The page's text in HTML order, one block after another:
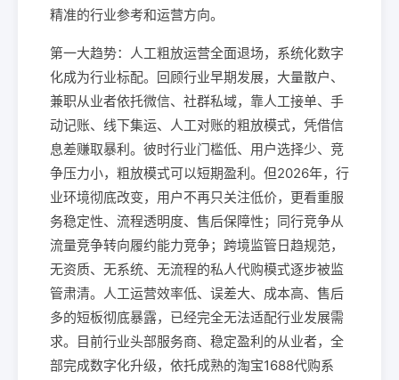
精准的行业参考和运营方向。
第一大趋势：人工粗放运营全面退场，系统化数字
化成为行业标配。回顾行业早期发展，大量散户、
兼职从业者依托微信、社群私域，靠人工接单、手
动记账、线下集运、人工对账的粗放模式，凭借信
息差赚取暴利。彼时行业门槛低、用户选择少、竞
争压力小，粗放模式可以短期盈利。但2026年，行
业环境彻底改变，用户不再只关注低价，更看重服
务稳定性、流程透明度、售后保障性；同行竞争从
流量竞争转向履约能力竞争；跨境监管日趋规范，
无资质、无系统、无流程的私人代购模式逐步被监
管肃清。人工运营效率低、误差大、成本高、售后
多的短板彻底暴露，已经完全无法适配行业发展需
求。目前行业头部服务商、稳定盈利的从业者，全
部完成数字化升级，依托成熟的淘宝1688代购系